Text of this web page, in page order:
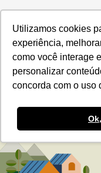
Utilizamos cookies
experiência,
como você interage
personalizar
concorda com o uso
Veja